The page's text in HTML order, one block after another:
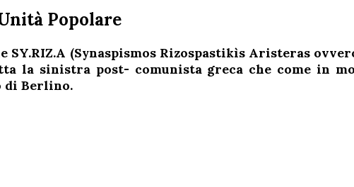
Popolare
(Synaspismos Rizospastikìs Aristeras
la sinistra post- comunista greca che come in
di Berlino.